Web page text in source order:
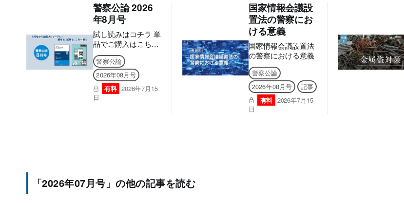
警察公論 2026
年8月号
試し読みはコチラ 単
品でご購入はこちら
【本書は固定レイア
ウト型電子書籍のた
め、なるべく大きな
画面でのご利用を推
奨しております。文
字のハイライト・検
ご購入ください。】
８月号から全面リニ
警察公論
2026年08月号
有料 2026年7月15
日
国家情報会議設
置法の警察にお
ける意義
国家情報会議設置法
の警察における意義
警察公論
2026年08月号
記事
有料 2026年7月15
日
「2026年07月号」の他の記事を読む